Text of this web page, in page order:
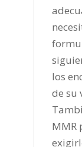
los
de su
MMR